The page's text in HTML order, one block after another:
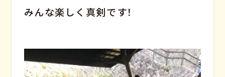
みんな楽しく真剣です！